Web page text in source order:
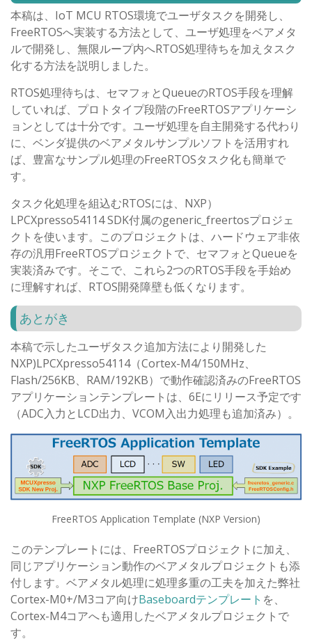
本稿は、IoT MCU RTOS環境でユーザタスクを開発し、
FreeRTOSへ実装する方法として、ユーザ処理をベアメタ
ルで開発し、無限ループ内へRTOS処理待ちを加えタスク
化する方法を説明しました。
RTOS処理待ちは、セマフォとQueueのRTOS手段を理解
していれば、プロトタイプ段階のFreeRTOSアプリケーシ
ョンとしては十分です。ユーザ処理を自主開発する代わり
に、ベンダ提供のベアメタルサンプルソフトを活用すれ
ば、豊富なサンプル処理のFreeRTOSタスク化も簡単で
す。
タスク化処理を組込むRTOSには、NXP）
LPCXpresso54114 SDK付属のgeneric_freertosプロジェ
クトを使います。このプロジェクトは、ハードウェア非依
存の汎用FreeRTOSプロジェクトで、セマフォとQueueを
実装済みです。そこで、これら2つのRTOS手段を手始め
に理解すれば、RTOS開発障壁も低くなります。
あとがき
本稿で示したユーザタスク追加方法により開発した
NXP)LPCXpresso54114（Cortex-M4/150MHz、
Flash/256KB、RAM/192KB）で動作確認済みのFreeRTOS
アプリケーションテンプレートは、6Eにリリース予定です
（ADC入力とLCD出力、VCOM入出力処理も追加済み）。
FreeRTOS Application Template (NXP Version)
このテンプレートには、FreeRTOSプロジェクトに加え、
同じアプリケーション動作のベアメタルプロジェクトも添
付します。ベアメタル処理に処理多重の工夫を加えた弊社
Cortex-M0+/M3コア向けBaseboardテンプレート を、
Cortex-M4コアへも適用したベアメタルプロジェクトで
す。